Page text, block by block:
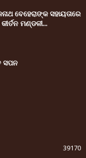
ବେହେରାଙ୍କ ସହାୟତାରେ
ମଣ୍ଡଳୀ...
ସପନ
39170